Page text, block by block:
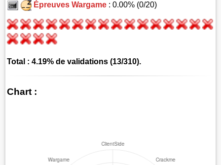
Épreuves Wargame: 0.00% (0/20)
Total : 4.19% de validations (13/310).
Chart :